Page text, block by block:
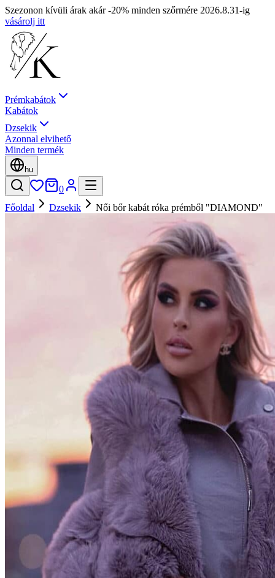
Szezonon kívüli árak akár -20% minden szőrmére 2026.8.31-ig
vásárolj itt
Prémkabátok
Kabátok
Dzsekik
Azonnal elvihető
Minden termék
hu
0
Főoldal
Dzsekik Női bőr kabát róka prémből "DIAMOND"